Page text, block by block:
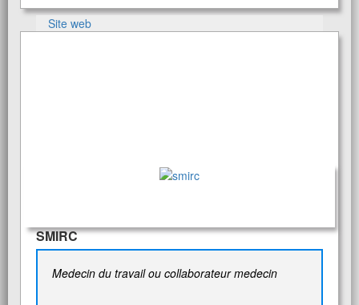
Site web
SMIRC
Medecin du travail ou collaborateur medecin